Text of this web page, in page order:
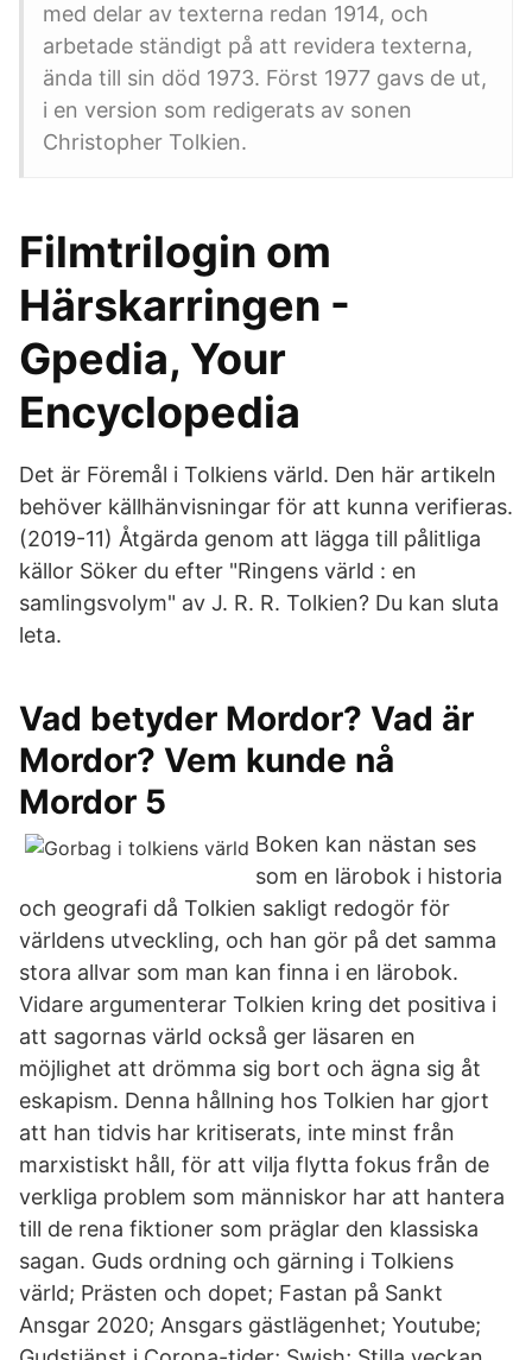
med delar av texterna redan 1914, och
arbetade ständigt på att revidera texterna,
ända till sin död 1973. Först 1977 gavs de ut,
i en version som redigerats av sonen
Christopher Tolkien.
Filmtrilogin om
Härskarringen -
Gpedia, Your
Encyclopedia
Det är Föremål i Tolkiens värld. Den här artikeln
behöver källhänvisningar för att kunna verifieras.
(2019-11) Åtgärda genom att lägga till pålitliga
källor Söker du efter "Ringens värld : en
samlingsvolym" av J. R. R. Tolkien? Du kan sluta
leta.
Vad betyder Mordor? Vad är
Mordor? Vem kunde nå
Mordor 5
Boken kan nästan ses
som en lärobok i historia
och geografi då Tolkien sakligt redogör för
världens utveckling, och han gör på det samma
stora allvar som man kan finna i en lärobok.
Vidare argumenterar Tolkien kring det positiva i
att sagornas värld också ger läsaren en
möjlighet att drömma sig bort och ägna sig åt
eskapism. Denna hållning hos Tolkien har gjort
att han tidvis har kritiserats, inte minst från
marxistiskt håll, för att vilja flytta fokus från de
verkliga problem som människor har att hantera
till de rena fiktioner som präglar den klassiska
sagan. Guds ordning och gärning i Tolkiens
värld; Prästen och dopet; Fastan på Sankt
Ansgar 2020; Ansgars gästlägenhet; Youtube;